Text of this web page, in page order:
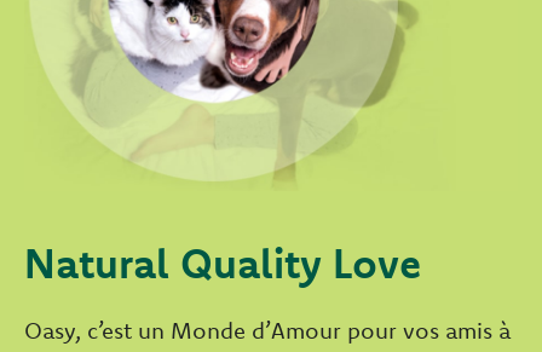
Natural Quality Love
Oasy, c’est un Monde d’Amour pour vos amis à